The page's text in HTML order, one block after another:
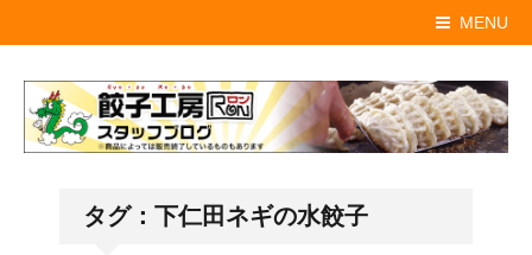
MENU
タグ：下仁田ネギの水餃子